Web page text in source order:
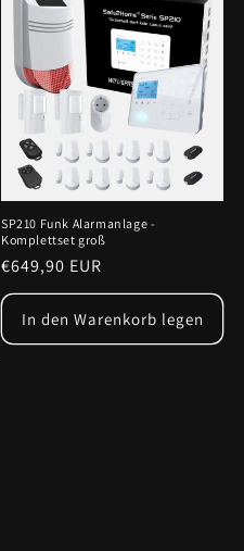
SP210 Funk Alarmanlage -
Komplettset groß
Normaler
Preis
€649,90 EUR
In den Warenkorb legen